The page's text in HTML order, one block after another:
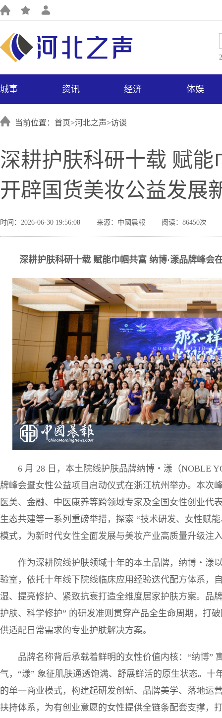
城事 资讯 经济 体娱
当前位置：首页>河北之声>访谈
深耕护肤科研十载 赋能
开辟国货美妆公益发展
时间：2026-06-30 19:56:08 来源：中國晨報 阅读：86450次
深耕护肤科研十载 赋能巾帼共富 纳博·漾品牌峰会
6 月 28 日，本土院线护肤品牌纳博・漾（NOBLE
牌峰会暨女性公益项目启动仪式在浙江杭州举办。本次
医美、金融、中医康养等跨领域专家及全国女性创业代
生态共建等一系列重磅举措，探索 “技术研发、女性赋
模式，为新时代女性全面发展与美妆产业高质量升级注
作为深耕院线护肤领域十年的本土品牌，纳博・漾
验室，依托十年线下院线临床应用经验迭代配方体系，
湿、提亮修护、紧致抗衰打造全维度居家护肤方案。品
护肤、科学修护” 的研发准则贯穿产品全生命周期，打
供适配日常需求的专业护肤解决方案。
品牌名称背后承载着鲜明的女性价值内核：“纳博”
气，“漾” 象征肌肤通透饱满、舒展鲜活的原生状态。十
的单一商业模式，构建起研发创新、品牌美学、落地运
扶持体系，为有创业意愿的女性提供全链条配套支撑，